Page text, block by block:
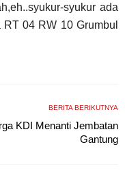
syukur ada
04 RW 10 Grumbul
BERITA BERIKUTNYA
KDI Menanti Jembatan
Gantung